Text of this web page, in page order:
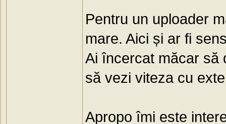
Pentru un uploader
mare. Aici și ar fi
Ai încercat măcar să
să vezi viteza cu
Apropo îmi este